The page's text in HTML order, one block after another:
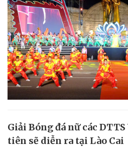
Giải Bóng đá nữ các
tiên sẽ diễn ra tại Lào Cai